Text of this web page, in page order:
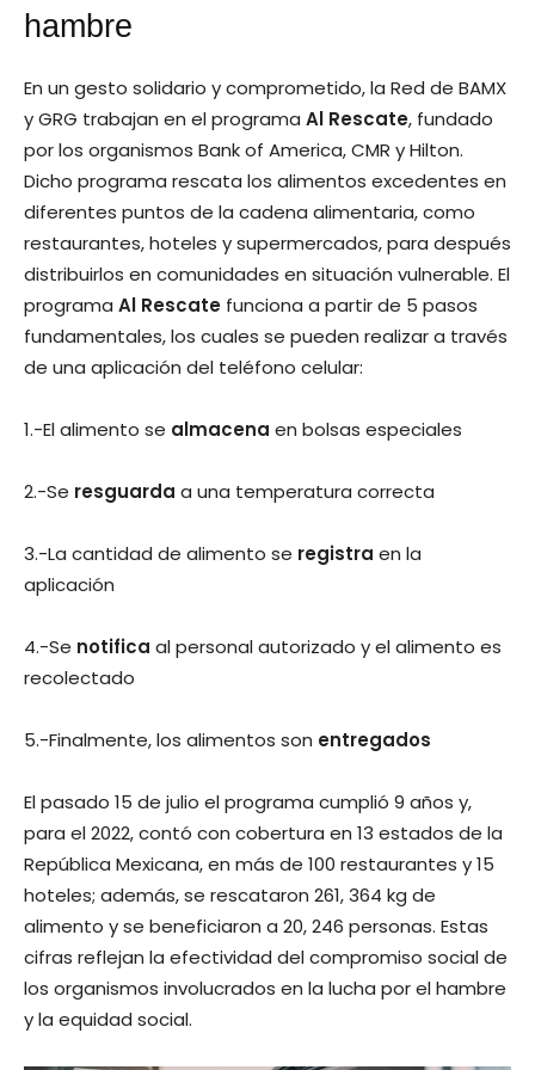
hambre
En un gesto solidario y comprometido, la Red de BAMX
y GRG trabajan en el programa Al Rescate, fundado
por los organismos Bank of America, CMR y Hilton.
Dicho programa rescata los alimentos excedentes en
diferentes puntos de la cadena alimentaria, como
restaurantes, hoteles y supermercados, para después
distribuirlos en comunidades en situación vulnerable. El
programa Al Rescate funciona a partir de 5 pasos
fundamentales, los cuales se pueden realizar a través
de una aplicación del teléfono celular:
1.-El alimento se almacena en bolsas especiales
2.-Se resguarda a una temperatura correcta
3.-La cantidad de alimento se registra en la
aplicación
4.-Se notifica al personal autorizado y el alimento es
recolectado
5.-Finalmente, los alimentos son entregados
El pasado 15 de julio el programa cumplió 9 años y,
para el 2022, contó con cobertura en 13 estados de la
República Mexicana, en más de 100 restaurantes y 15
hoteles; además, se rescataron 261, 364 kg de
alimento y se beneficiaron a 20, 246 personas. Estas
cifras reflejan la efectividad del compromiso social de
los organismos involucrados en la lucha por el hambre
y la equidad social.